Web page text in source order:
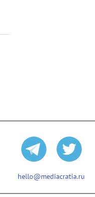
hello@mediacratia.ru